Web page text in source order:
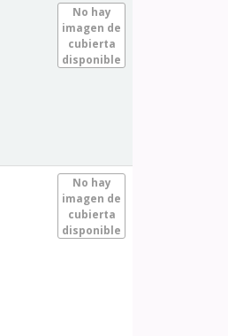
No hay
imagen de
cubierta
disponible
No hay
imagen de
cubierta
disponible